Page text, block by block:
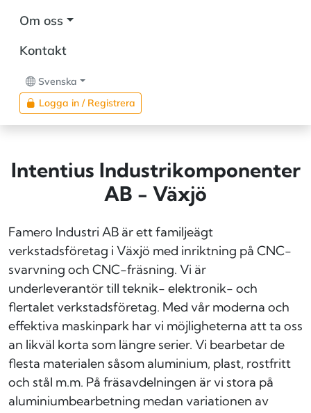
Om oss
Kontakt
Svenska
Logga in / Registrera
Intentius Industrikomponenter
AB - Växjö
Famero Industri AB är ett familjeägt
verkstadsföretag i Växjö med inriktning på CNC-
svarvning och CNC-fräsning. Vi är
underleverantör till teknik- elektronik- och
flertalet verkstadsföretag. Med vår moderna och
effektiva maskinpark har vi möjligheterna att ta oss
an likväl korta som längre serier. Vi bearbetar de
flesta materialen såsom aluminium, plast, rostfritt
och stål m.m. På fräsavdelningen är vi stora på
aluminiumbearbetning medan variationen av